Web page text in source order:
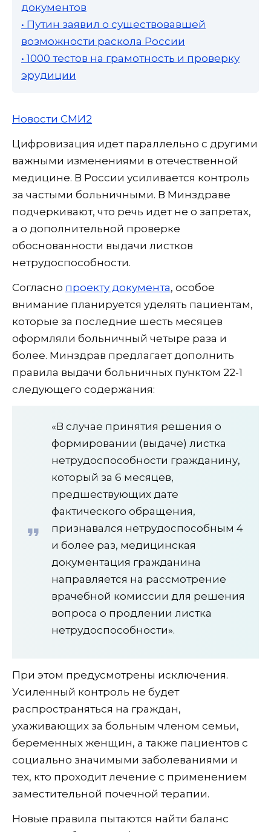
документов
• Путин заявил о существовавшей
возможности раскола России
• 1000 тестов на грамотность и проверку
эрудиции
Новости СМИ2
Цифровизация идет параллельно с другими
важными изменениями в отечественной
медицине. В России усиливается контроль
за частыми больничными. В Минздраве
подчеркивают, что речь идет не о запретах,
а о дополнительной проверке
обоснованности выдачи листков
нетрудоспособности.
Согласно проекту документа, особое
внимание планируется уделять пациентам,
которые за последние шесть месяцев
оформляли больничный четыре раза и
более. Минздрав предлагает дополнить
правила выдачи больничных пунктом 22-1
следующего содержания:
«В случае принятия решения о
формировании (выдаче) листка
нетрудоспособности гражданину,
который за 6 месяцев,
предшествующих дате
фактического обращения,
признавался нетрудоспособным 4
и более раз, медицинская
документация гражданина
направляется на рассмотрение
врачебной комиссии для решения
вопроса о продлении листка
нетрудоспособности».
При этом предусмотрены исключения.
Усиленный контроль не будет
распространяться на граждан,
ухаживающих за больным членом семьи,
беременных женщин, а также пациентов с
социально значимыми заболеваниями и
тех, кто проходит лечение с применением
заместительной почечной терапии.
Новые правила пытаются найти баланс